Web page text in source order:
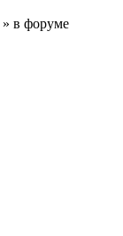
» в форуме